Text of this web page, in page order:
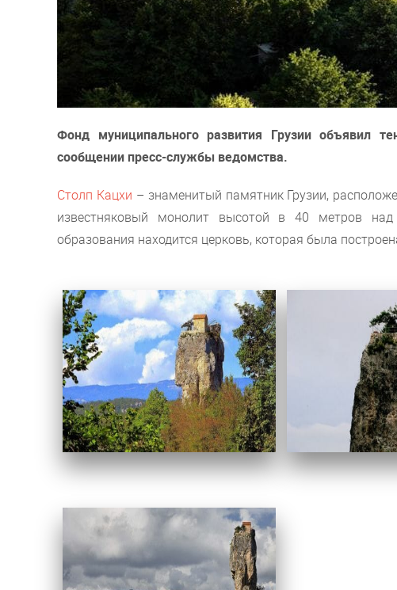
Фонд муниципального развития Грузии объявил
сообщении пресс-службы ведомства.
Столп Кацхи – знаменитый памятник Грузии,
известняковый монолит высотой в 40 метров
образования находится церковь, которая была